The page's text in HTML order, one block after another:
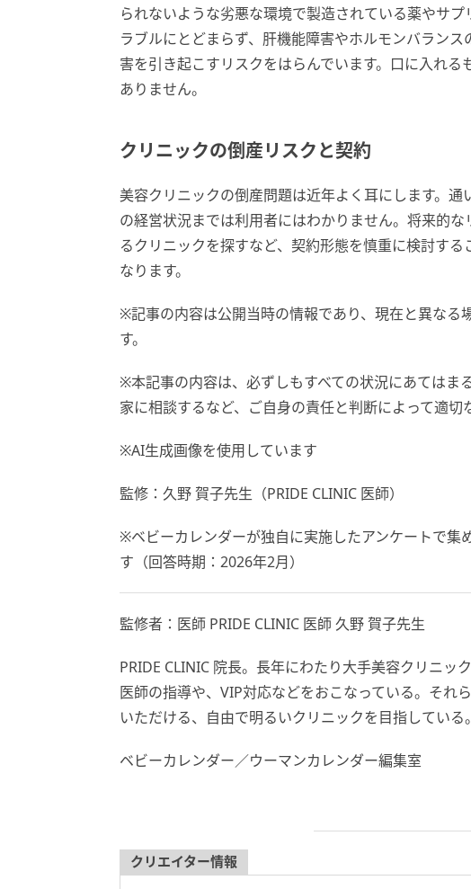
られないような劣悪な環境で製造されている薬やサ
ラブルにとどまらず、肝機能障害やホルモンバラン
害を引き起こすリスクをはらんでいます。口に入れ
ありません。
クリニックの倒産リスクと契約
美容クリニックの倒産問題は近年よく耳にします。
の経営状況までは利用者にはわかりません。将来的
るクリニックを探すなど、契約形態を慎重に検討す
なります。
※記事の内容は公開当時の情報であり、現在と異なる
す。
※本記事の内容は、必ずしもすべての状況にあてはま
家に相談するなど、ご自身の責任と判断によって適切
※AI生成画像を使用しています
監修：久野 賀子先生（PRIDE CLINIC 医師）
※ベビーカレンダーが独自に実施したアンケートで集
す（回答時期：2026年2月）
監修者：医師 PRIDE CLINIC 医師 久野 賀子先生
PRIDE CLINIC 院長。長年にわたり大手美容クリニ
医師の指導や、VIP対応などをおこなっている。それ
いただける、自由で明るいクリニックを目指している。
ベビーカレンダー／ウーマンカレンダー編集室
クリエイター情報